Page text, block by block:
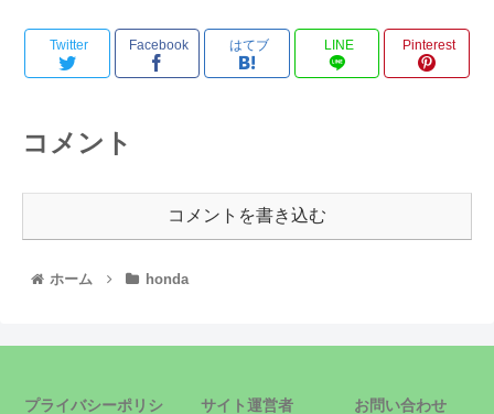
Twitter Facebook はてブ LINE Pinterest
コメント
コメントを書き込む
ホーム honda
プライバシーポリシ サイト運営者 お問い合わせ